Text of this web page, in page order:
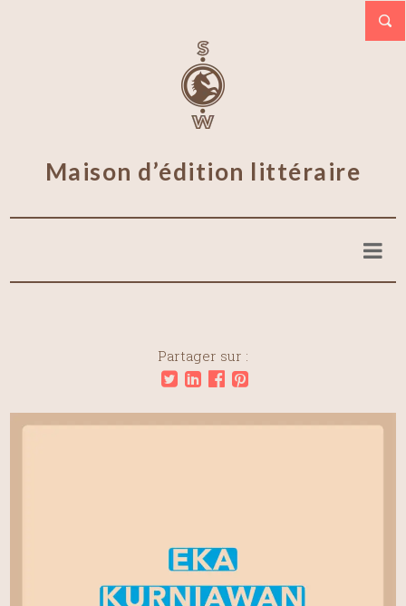
Maison d’édition littéraire
Partager sur :